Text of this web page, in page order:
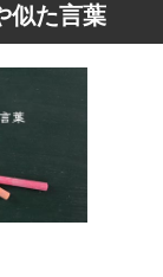
似た言葉